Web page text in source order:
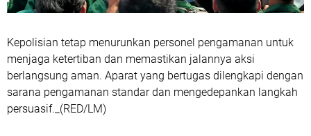
Kepolisian tetap menurunkan personel pengamanan untuk
menjaga ketertiban dan memastikan jalannya aksi
berlangsung aman. Aparat yang bertugas dilengkapi dengan
sarana pengamanan standar dan mengedepankan langkah
persuasif._(RED/LM)